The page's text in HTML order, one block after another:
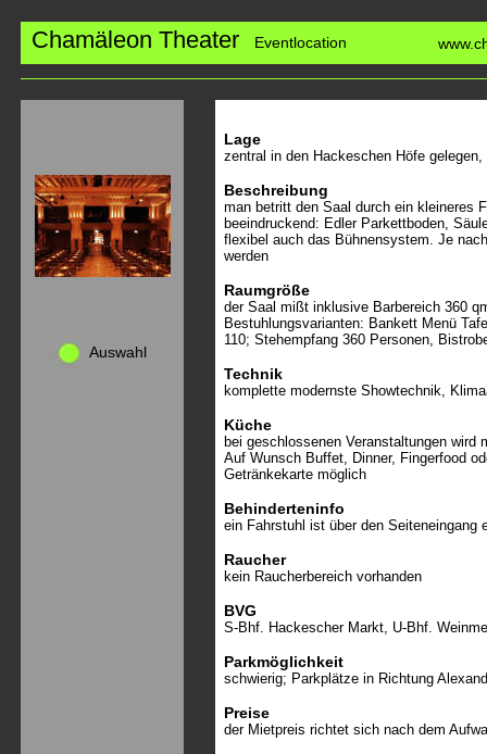
Lage
zentral in den Hackeschen Höfe
Beschreibung
man betritt den Saal durch ein kleineres
beeindruckend: Edler Parkettboden,
flexibel auch das Bühnensystem. Je
werden
Raumgröße
der Saal mißt inklusive Barbereich 360
Bestuhlungsvarianten: Bankett Menü
110; Stehempfang 360 Personen,
Technik
komplette modernste Showtechnik,
Küche
bei geschlossenen Veranstaltungen
Auf Wunsch Buffet, Dinner, Fingerfood
Getränkekarte möglich
Behinderteninfo
ein Fahrstuhl ist über den Seiteneingang
Raucher
kein Raucherbereich vorhanden
BVG
S-Bhf. Hackescher Markt, U-Bhf.
Parkmöglichkeit
schwierig; Parkplätze in Richtung
Preise
der Mietpreis richtet sich nach dem
Chamäleon Theater Eventlocation
Auswahl